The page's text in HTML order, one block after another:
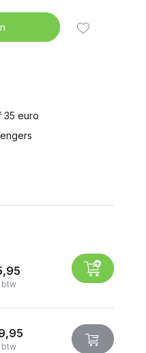
35 euro
btw
btw